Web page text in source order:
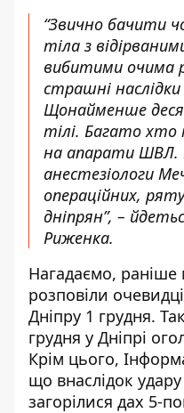
“Звично бачити
тіла з
вибитими очима
страшні
Щонайменше
тілі. Багато хто
на апарати ШВЛ.
анестезіологи
операційних,
дніпрян”, –
Риженка.
Нагадаємо,
розповіли
Дніпру 1 грудня.
грудня у Дніпрі
Крім цього,
що внаслідок
загорілися дах 5-